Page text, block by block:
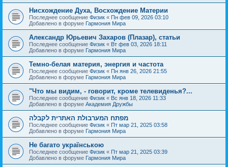
Нисхождение Духа, Восхождение Материи
Последнее сообщение Физик « Пн фев 09, 2026 03:10
Добавлено в форуме Гармония Мира
Александр Юрьевич Захаров (Плазар), статьи
Последнее сообщение Физик « Вт фев 03, 2026 18:11
Добавлено в форуме Гармония Мира
Темно-белая материя, энергия и частота
Последнее сообщение Физик « Пн янв 26, 2026 21:55
Добавлено в форуме Гармония Мира
"Что мы видим, - говорит, кроме телевиденья?...
Последнее сообщение Физик « Вс янв 18, 2026 11:33
Добавлено в форуме Академия Дружбы
מפתח המערבולת האתרית לקבלה
Последнее сообщение Физик « Пт мар 21, 2025 03:58
Добавлено в форуме Гармония Мира
Не багато українською
Последнее сообщение Физик « Пт мар 21, 2025 03:39
Добавлено в форуме Гармония Мира